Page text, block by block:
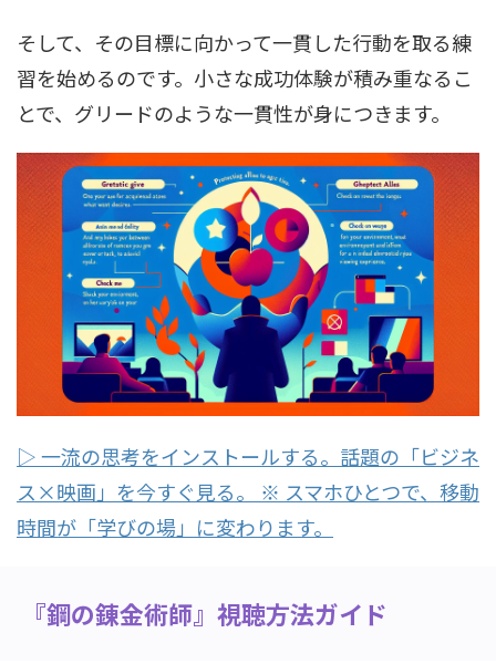
そして、その目標に向かって一貫した行動を取る練
習を始めるのです。小さな成功体験が積み重なるこ
とで、グリードのような一貫性が身につきます。
▷ 一流の思考をインストールする。話題の「ビジネ
ス×映画」を今すぐ見る。 ※ スマホひとつで、移動
時間が「学びの場」に変わります。
『鋼の錬金術師』視聴方法ガイド